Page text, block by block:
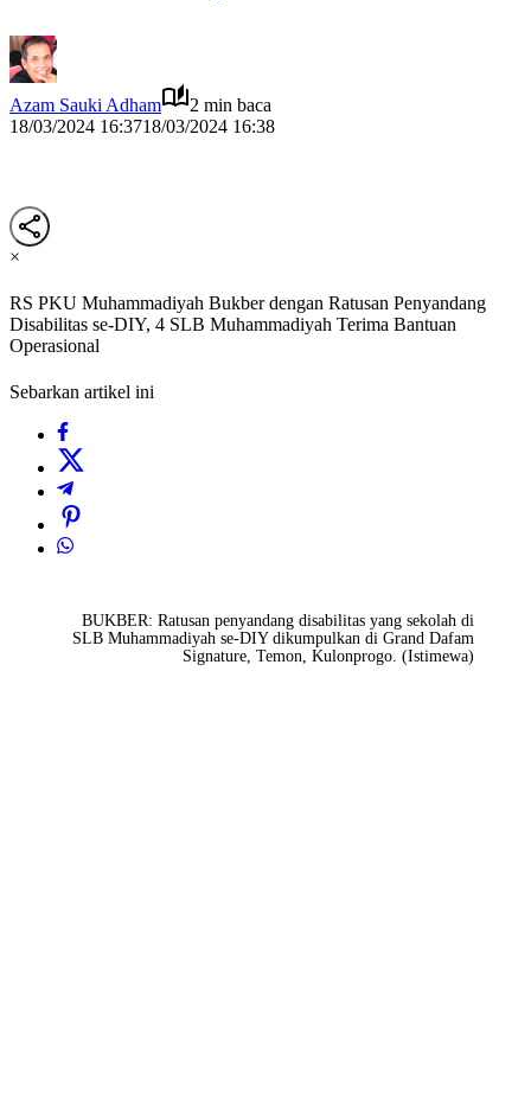
Azam Sauki Adham
2 min baca
18/03/2024 16:3718/03/2024 16:38
×
RS PKU Muhammadiyah Bukber dengan Ratusan Penyandang
Disabilitas se-DIY, 4 SLB Muhammadiyah Terima Bantuan
Operasional
Sebarkan artikel ini
BUKBER: Ratusan penyandang disabilitas yang sekolah di
SLB Muhammadiyah se-DIY dikumpulkan di Grand Dafam
Signature, Temon, Kulonprogo. (Istimewa)